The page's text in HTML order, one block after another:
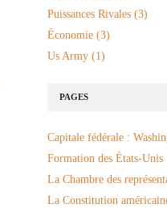
PAGES
Capitale fédérale :
Formation des États-Unis
La Chambre des
La Constitution
Puissances Rivales (3)
Économie (3)
Us Army (1)